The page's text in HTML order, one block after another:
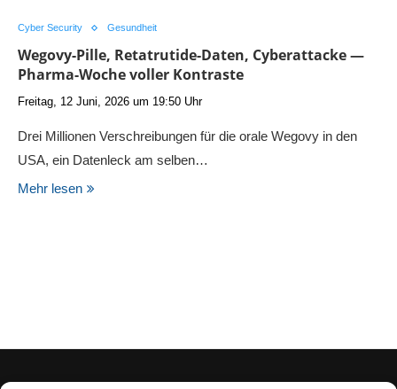
Cyber Security Gesundheit
Wegovy-Pille, Retatrutide-Daten, Cyberattacke —
Pharma-Woche voller Kontraste
Freitag, 12 Juni, 2026 um 19:50 Uhr
Drei Millionen Verschreibungen für die orale Wegovy in den
USA, ein Datenleck am selben…
Mehr lesen